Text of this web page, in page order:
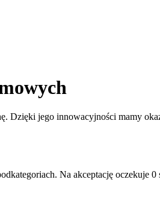
Dzięki jego innowacyjności mamy
Na akceptację oczekuje 0